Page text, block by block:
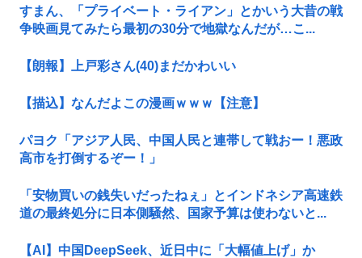
すまん、「プライベート・ライアン」とかいう大昔の戦
争映画見てみたら最初の30分で地獄なんだが…こ...
【朗報】上戸彩さん(40)まだかわいい
【描込】なんだよこの漫画ｗｗｗ【注意】
パヨク「アジア人民、中国人民と連帯して戦おー！悪政
高市を打倒するぞー！」
「安物買いの銭失いだったねぇ」とインドネシア高速鉄
道の最終処分に日本側騒然、国家予算は使わないと...
【AI】中国DeepSeek、近日中に「大幅値上げ」か